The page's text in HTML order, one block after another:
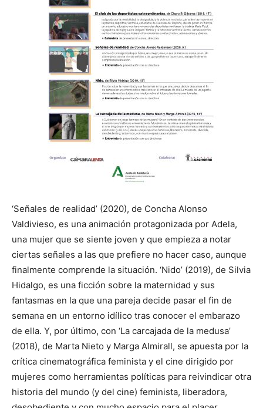
‘Señales de realidad’ (2020), de Concha Alonso
Valdivieso, es una animación protagonizada por Adela,
una mujer que se siente joven y que empieza a notar
ciertas señales a las que prefiere no hacer caso, aunque
finalmente comprende la situación. ‘Nido’ (2019), de Silvia
Hidalgo, es una ficción sobre la maternidad y sus
fantasmas en la que una pareja decide pasar el fin de
semana en un entorno idílico tras conocer el embarazo
de ella. Y, por último, con ‘La carcajada de la medusa’
(2018), de Marta Nieto y Marga Almirall, se apuesta por la
crítica cinematográfica feminista y el cine dirigido por
mujeres como herramientas políticas para reivindicar otra
historia del mundo (y del cine) feminista, liberadora,